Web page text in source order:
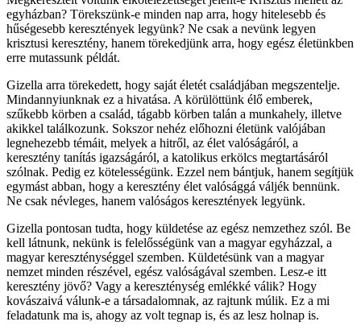
egyházban? Törekszünk-e minden nap arra, hogy hitelesebb és
hűségesebb keresztények legyünk? Ne csak a nevünk legyen
krisztusi keresztény, hanem törekedjünk arra, hogy egész életünkben
erre mutassunk példát.
Gizella arra törekedett, hogy saját életét családjában megszentelje.
Mindannyiunknak ez a hivatása. A körülöttünk élő emberek,
szűkebb körben a család, tágabb körben talán a munkahely, illetve
akikkel találkozunk. Sokszor nehéz előhozni életünk valójában
legnehezebb témáit, melyek a hitről, az élet valóságáról, a
keresztény tanítás igazságáról, a katolikus erkölcs megtartásáról
szólnak. Pedig ez kötelességünk. Ezzel nem bántjuk, hanem segítjük
egymást abban, hogy a keresztény élet valósággá váljék bennünk.
Ne csak névleges, hanem valóságos keresztények legyünk.
Gizella pontosan tudta, hogy küldetése az egész nemzethez szól. Be
kell látnunk, nekünk is felelősségünk van a magyar egyházzal, a
magyar kereszténységgel szemben. Küldetésünk van a magyar
nemzet minden részével, egész valóságával szemben. Lesz-e itt
keresztény jövő? Vagy a kereszténység emlékké válik? Hogy
kovászaivá válunk-e a társadalomnak, az rajtunk múlik. Ez a mi
feladatunk ma is, ahogy az volt tegnap is, és az lesz holnap is.